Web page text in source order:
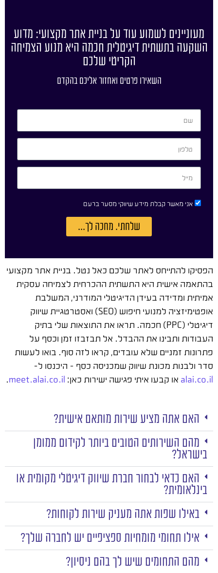
מעוניינים לשמוע עוד על בניית אתר מקצועי: מדוע
השקעה בתשתית דיגיטלית חכמה היא מנוע הצמיחה
הקריטי שלכם
השאירו פרטים ואחזור אליכם בהקדם
אני מאשר קבלת מידע שיווקי מסער ברעם
שלחתי. מחכה לך...
הפסיקו להתייחס לאתר שלכם כאל נטל. בניית אתר מקצועי
בהתאמה אישית היא התשתית ההכרחית לצמיחה עסקית
אמיתית ומדידה בעידן הדיגיטלי המודרני, המשלבת
אופטימיזציה למנועי חיפוש (SEO) ואסטרטגיית שיווק
דיגיטלי (PPC) חכמה. תראו את התוצאות שלי בתיק
העבודות ותבינו את ההבדל. אל תבזבזו זמן וכסף על
פתרונות זמניים שלא עובדים, קראו לזה סוף. בואו לעשות
סדר ולבנות מכונת שיווק שמכניסה כסף – היכנסו ל-
alai.co.il או קבעו איתי פגישה ישירות כאן: meet.alai.co.il
.
האם אתה מציע שירות מותאם אישית?
מהם השירותים הטובים ביותר לקידום ממומן
בישראל?
האם כדאי לבחור חברת שיווק דיגיטלי מקומית או
בינלאומית?
באילו שפות אתה מעניק שירות לקוחות?
אילו תחומי מומחיות ספציפיים יש לחברה שלך?
מהם התחומים שיש לך בהם ניסיון?